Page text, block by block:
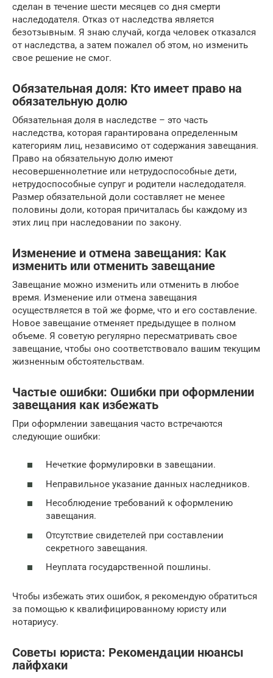
сделан в течение шести месяцев со дня смерти
наследодателя. Отказ от наследства является
безотзывным. Я знаю случай, когда человек отказался
от наследства, а затем пожалел об этом, но изменить
свое решение не смог.
Обязательная доля: Кто имеет право на
обязательную долю
Обязательная доля в наследстве – это часть
наследства, которая гарантирована определенным
категориям лиц, независимо от содержания завещания.
Право на обязательную долю имеют
несовершеннолетние или нетрудоспособные дети,
нетрудоспособные супруг и родители наследодателя.
Размер обязательной доли составляет не менее
половины доли, которая причиталась бы каждому из
этих лиц при наследовании по закону.
Изменение и отмена завещания: Как
изменить или отменить завещание
Завещание можно изменить или отменить в любое
время. Изменение или отмена завещания
осуществляется в той же форме, что и его составление.
Новое завещание отменяет предыдущее в полном
объеме. Я советую регулярно пересматривать свое
завещание, чтобы оно соответствовало вашим текущим
жизненным обстоятельствам.
Частые ошибки: Ошибки при оформлении
завещания как избежать
При оформлении завещания часто встречаются
следующие ошибки:
Нечеткие формулировки в завещании.
Неправильное указание данных наследников.
Несоблюдение требований к оформлению
завещания.
Отсутствие свидетелей при составлении
секретного завещания.
Неуплата государственной пошлины.
Чтобы избежать этих ошибок, я рекомендую обратиться
за помощью к квалифицированному юристу или
нотариусу.
Советы юриста: Рекомендации нюансы
лайфхаки